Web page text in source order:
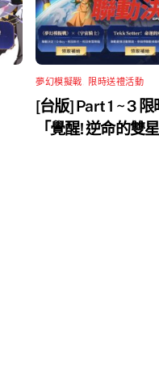
夢幻模擬戰 限時送禮活動
[台版] Part 1 ~ 3 限
「覺醒! 逆命的雙星